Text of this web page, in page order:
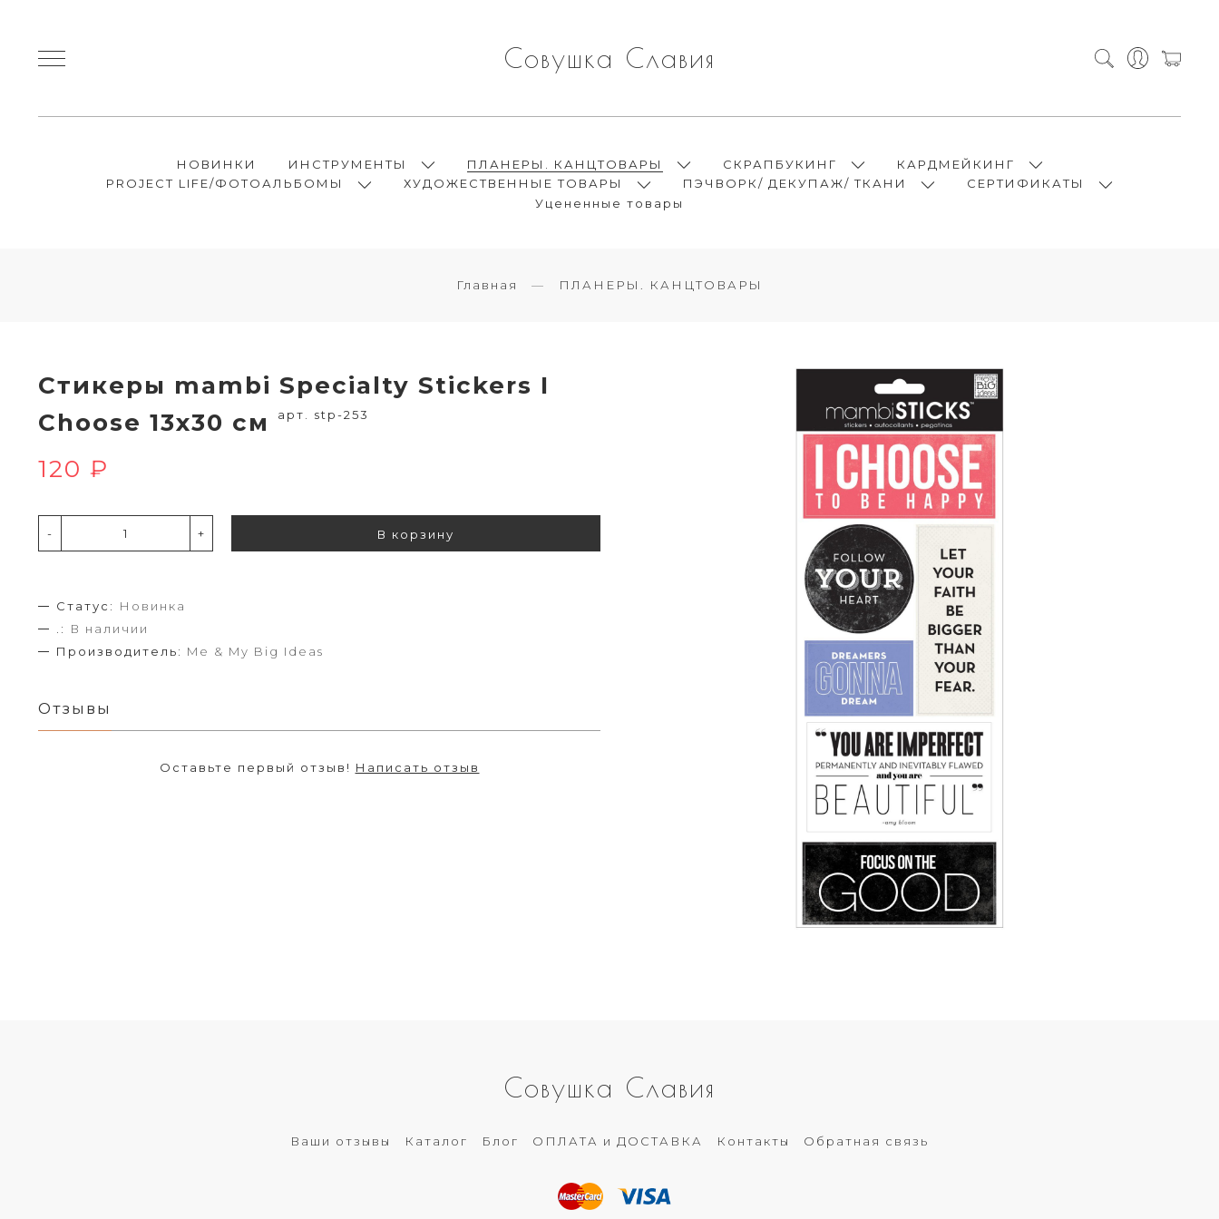
Совушка Славия
НОВИНКИ ИНСТРУМЕНТЫ ПЛАНЕРЫ. КАНЦТОВАРЫ СКРАПБУКИНГ
КАРДМЕЙКИНГ
PROJECT LIFE/ФОТОАЛЬБОМЫ
ХУДОЖЕСТВЕННЫЕ ТОВАРЫ ПЭЧВОРК/ ДЕКУПАЖ/ ТКАНИ
СЕРТИФИКАТЫ
Уцененные товары
Главная ПЛАНЕРЫ. КАНЦТОВАРЫ
Стикеры mambi Specialty Stickers I
Choose 13х30 см
арт. stp-253
120 ₽
- + В корзину
Статус:
Новинка
.:
В наличии
Производитель: Me & My Big Ideas
Отзывы
Оставьте первый отзыв! Написать отзыв
Совушка Славия
Ваши отзывы Каталог Блог ОПЛАТА и ДОСТАВКА Контакты Обратная связь